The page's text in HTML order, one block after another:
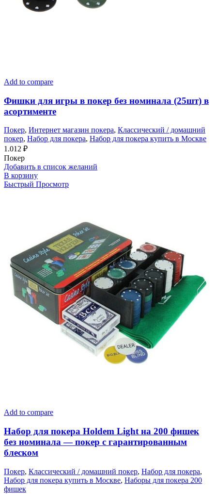
Add to compare
Фишки для игры в покер без номинала (25шт) в
асортименте
Покер, Интернет магазин покера, Классический / домашний
покер, Набор для покера, Набор для покера купить в Москве
1.012 ₽
Покер
Добавить в список желаний
В корзину
Быстрый Просмотр
Add to compare
Набор для покера Holdem Light на 200 фишек
без номинала — покер с гарантированным
блеском
Покер, Классический / домашний покер, Набор для покера,
Набор для покера купить в Москве, Наборы для покера 200
фишек